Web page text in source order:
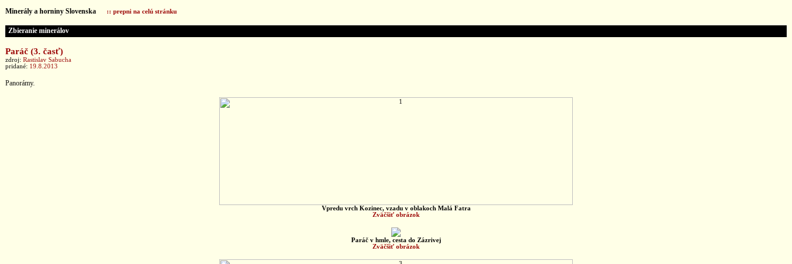
Minerály a horniny Slovenska :: prepni na celú stránku
Zbieranie minerálov
Paráč (3. časť)
zdroj: Rastislav Sabucha
pridané: 19.8.2013
Panorámy.
Vpredu vrch Kozinec, vzadu v oblakoch Malá Fatra
Zväčšiť obrázok
Paráč v hmle, cesta do Zázrivej
Zväčšiť obrázok